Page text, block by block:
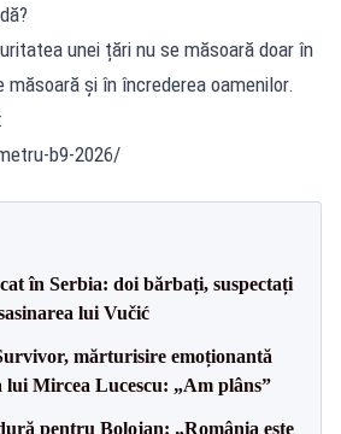
unei țări nu se măsoară doar în
și în încrederea oamenilor.
b9-2026/
în Serbia: doi bărbați, suspectați
lui Vučić
mărturisire emoționantă
lui Mircea Lucescu: „Am plâns”
pentru Bolojan: „România este